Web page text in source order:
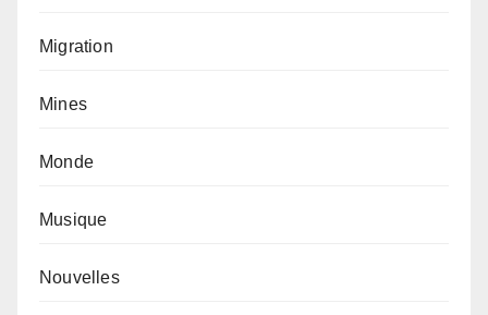
Migration
Mines
Monde
Musique
Nouvelles